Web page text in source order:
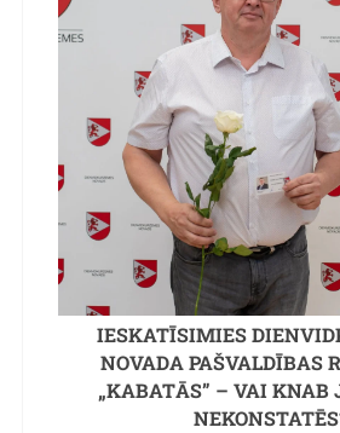
IESKATĪSIMIES
NOVADA PAŠVALDĪBAS
„KABATĀS” – VAI KNAB